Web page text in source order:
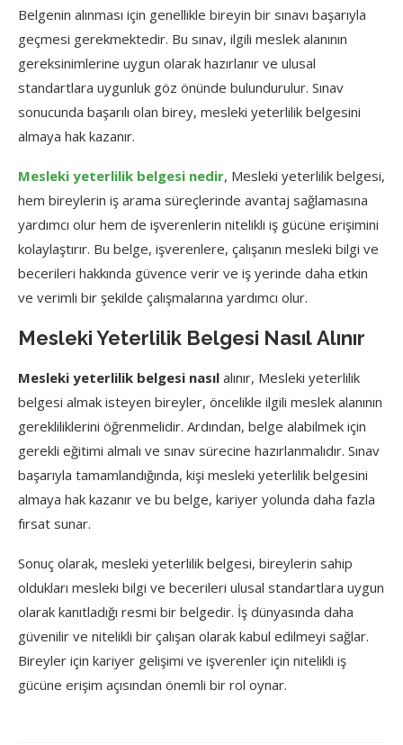
Belgenin alınması için genellikle bireyin bir sınavı başarıyla
geçmesi gerekmektedir. Bu sınav, ilgili meslek alanının
gereksinimlerine uygun olarak hazırlanır ve ulusal
standartlara uygunluk göz önünde bulundurulur. Sınav
sonucunda başarılı olan birey, mesleki yeterlilik belgesini
almaya hak kazanır.
Mesleki yeterlilik belgesi nedir, Mesleki yeterlilik belgesi,
hem bireylerin iş arama süreçlerinde avantaj sağlamasına
yardımcı olur hem de işverenlerin nitelikli iş gücüne erişimini
kolaylaştırır. Bu belge, işverenlere, çalışanın mesleki bilgi ve
becerileri hakkında güvence verir ve iş yerinde daha etkin
ve verimli bir şekilde çalışmalarına yardımcı olur.
Mesleki Yeterlilik Belgesi Nasıl Alınır
Mesleki yeterlilik belgesi nasıl alınır, Mesleki yeterlilik
belgesi almak isteyen bireyler, öncelikle ilgili meslek alanının
gerekliliklerini öğrenmelidir. Ardından, belge alabilmek için
gerekli eğitimi almalı ve sınav sürecine hazırlanmalıdır. Sınav
başarıyla tamamlandığında, kişi mesleki yeterlilik belgesini
almaya hak kazanır ve bu belge, kariyer yolunda daha fazla
fırsat sunar.
Sonuç olarak, mesleki yeterlilik belgesi, bireylerin sahip
oldukları mesleki bilgi ve becerileri ulusal standartlara uygun
olarak kanıtladığı resmi bir belgedir. İş dünyasında daha
güvenilir ve nitelikli bir çalışan olarak kabul edilmeyi sağlar.
Bireyler için kariyer gelişimi ve işverenler için nitelikli iş
gücüne erişim açısından önemli bir rol oynar.